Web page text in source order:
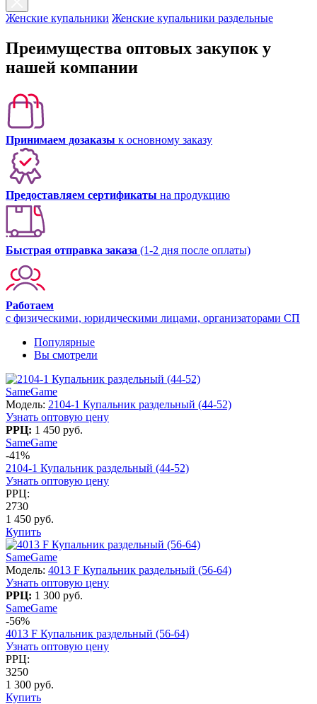
Женские купальники Женские купальники раздельные
Преимущества оптовых закупок у
нашей компании
Принимаем дозаказы к основному заказу
Предоставляем сертификаты на продукцию
Быстрая отправка заказа (1-2 дня после оплаты)
Работаем
с физическими, юридическими лицами, организаторами СП
Популярные
Вы смотрели
SameGame
Модель: 2104-1 Купальник раздельный (44-52)
Узнать оптовую цену
РРЦ: 1 450 руб.
SameGame
-41%
2104-1 Купальник раздельный (44-52)
Узнать оптовую цену
РРЦ:
2730
1 450 руб.
Купить
SameGame
Модель: 4013 F Купальник раздельный (56-64)
Узнать оптовую цену
РРЦ: 1 300 руб.
SameGame
-56%
4013 F Купальник раздельный (56-64)
Узнать оптовую цену
РРЦ:
3250
1 300 руб.
Купить